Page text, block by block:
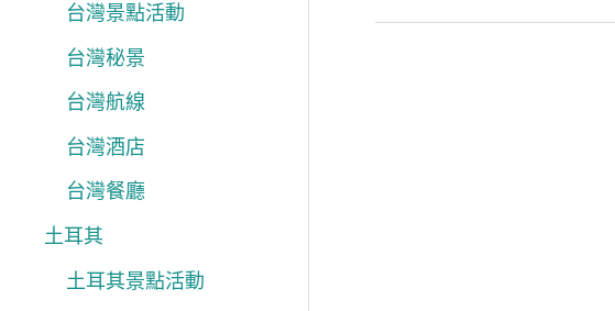
台灣景點活動
台灣秘景
台灣航線
台灣酒店
台灣餐廳
土耳其
土耳其景點活動